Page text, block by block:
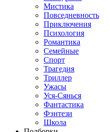
Мистика
Повседневность
Приключения
Психология
Романтика
Семейные
Спорт
Трагедия
Триллер
Ужасы
Уся-Сянься
Фантастика
Фэнтези
Школа